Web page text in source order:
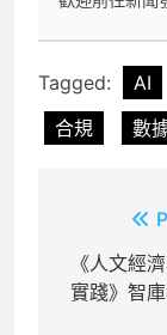
Tagged: AI
合規
數
章
導
《人文經
實踐》智